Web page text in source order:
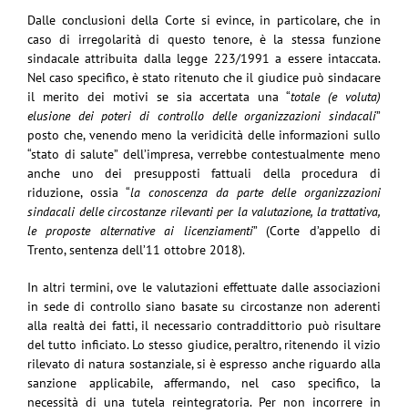
Dalle conclusioni della Corte si evince, in particolare, che in
caso di irregolarità di questo tenore, è la stessa funzione
sindacale attribuita dalla legge 223/1991 a essere intaccata.
Nel caso specifico, è stato ritenuto che il giudice può sindacare
il merito dei motivi se sia accertata una “totale (e voluta)
elusione dei poteri di controllo delle organizzazioni sindacali”
posto che, venendo meno la veridicità delle informazioni sullo
“stato di salute” dell’impresa, verrebbe contestualmente meno
anche uno dei presupposti fattuali della procedura di
riduzione, ossia “la conoscenza da parte delle organizzazioni
sindacali delle circostanze rilevanti per la valutazione, la trattativa,
le proposte alternative ai licenziamenti” (Corte d’appello di
Trento, sentenza dell’11 ottobre 2018).
In altri termini, ove le valutazioni effettuate dalle associazioni
in sede di controllo siano basate su circostanze non aderenti
alla realtà dei fatti, il necessario contraddittorio può risultare
del tutto inficiato. Lo stesso giudice, peraltro, ritenendo il vizio
rilevato di natura sostanziale, si è espresso anche riguardo alla
sanzione applicabile, affermando, nel caso specifico, la
necessità di una tutela reintegratoria. Per non incorrere in